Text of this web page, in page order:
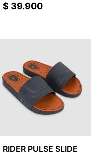
$ 39.900
RIDER PULSE SLIDE